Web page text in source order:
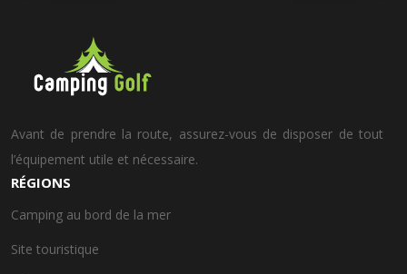
Avant de prendre la route, assurez-vous de disposer de tout
l’équipement utile et nécessaire.
RÉGIONS
Camping au bord de la mer
Site touristique